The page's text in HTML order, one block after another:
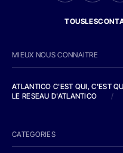
MIEUX NOUS CONNAITRE
ATLANTICO C'EST QUI, C'EST
LE RESEAU D'ATLANTICO
/
CATEGORIES